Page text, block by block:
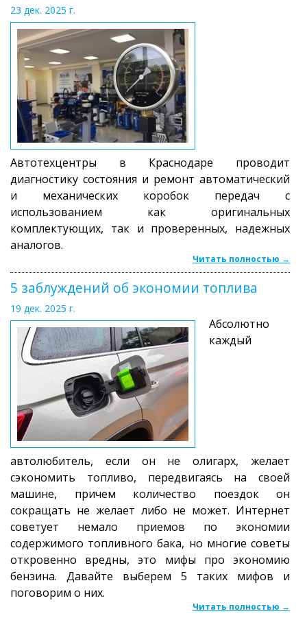
23 дек. 2025 г.
Автотехцентры в Краснодаре проводит
диагностику состояния и ремонт автоматический
и механических коробок передач с
использованием как оригинальных
комплектующих, так и проверенных, надежных
аналогов.
Читать полностью →
5 заблуждений об экономии топлива
19 дек. 2025 г.
Абсолютно
каждый
автолюбитель, если он не олигарх, желает
сэкономить топливо, передвигаясь на своей
машине, причем количество поездок он
сокращать не желает либо не может. Интернет
советует немало приемов по экономии
содержимого топливного бака, но многие советы
откровенно вредны, это мифы про экономию
бензина. Давайте выберем 5 таких мифов и
поговорим о них.
Читать полностью →